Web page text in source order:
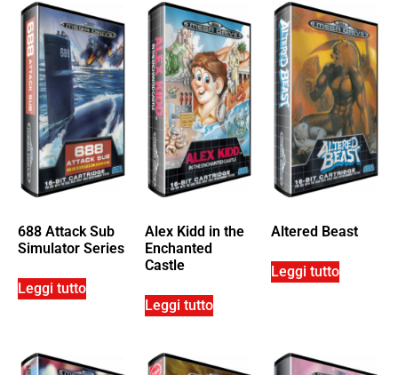
688 Attack Sub
Simulator Series
Leggi tutto
Alex Kidd in the
Enchanted
Castle
Leggi tutto
Altered Beast
Leggi tutto